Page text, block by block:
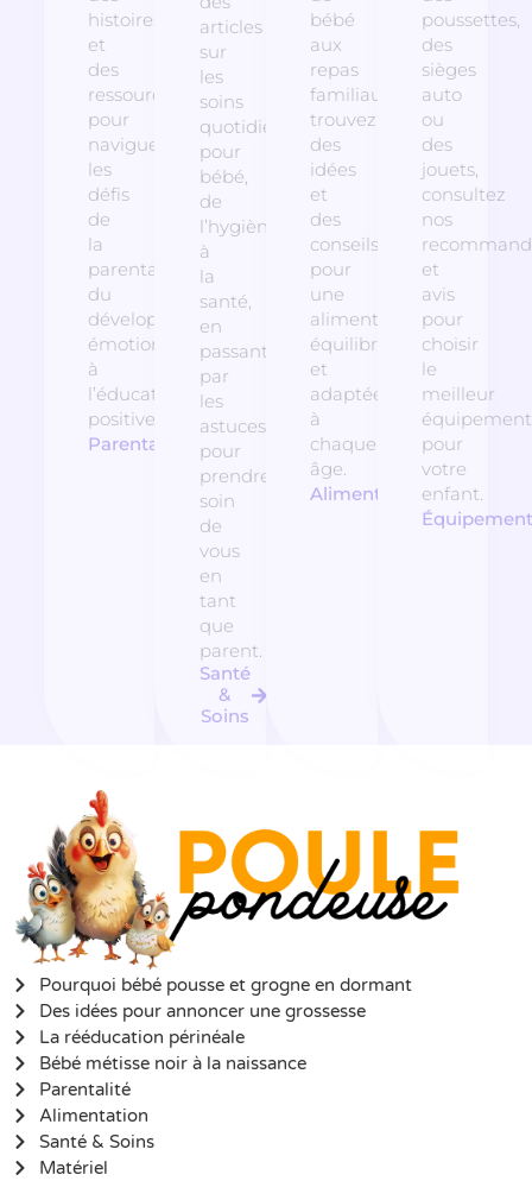
histoires
et
des
ressources
pour
naviguer
les
défis
de
la
parentalité,
du
développement
émotionnel
à
l’éducation
positive.
Parentalité
articles
sur
les
soins
quotidiens
pour
bébé,
de
l’hygiène
à
la
santé,
en
passant
par
les
astuces
pour
prendre
soin
de
vous
en
tant
que
parent.
Santé
&
Soins
bébé
aux
repas
familiaux,
trouvez
des
idées
et
des
conseils
pour
une
alimentation
équilibrée
et
adaptée
à
chaque
âge.
Alimentation
poussettes,
des
sièges
auto
ou
des
jouets,
consultez
nos
et
avis
pour
choisir
le
meilleur
équipement
pour
votre
enfant.
Équipement
Pourquoi bébé pousse et grogne en dormant
Des idées pour annoncer une grossesse
La rééducation périnéale
Bébé métisse noir à la naissance
Parentalité
Alimentation
Santé & Soins
Matériel